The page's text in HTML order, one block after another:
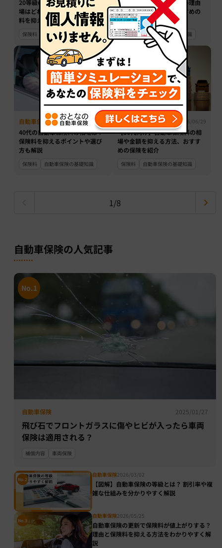
20等級の自動車保険の保険料相
場はどれくらい？割引率や保険
料を抑える方法も紹介
保険料 等級
ネット型自動車保険が安い理由
とは？保険料の例やおすすめの
保険も紹介
保険料 自動車保険の基礎知識
自動車保険 2026/06/29
40代の自動車保険料の相場は？
保険料を抑えるポイントや選び
方も解説
保険料 自動車保険の基礎知識
自動車保険 2026/06/29
【50代向け】自動車保険料の相
場や金額を抑える方法、おすす
めの保険を紹介
保険料 自動車保険の基礎知識
1/8
自動車保険の人気記事
No.1
自動車保険 2025/01/27
飛び石でフロントガラスに傷やヒビが入ったら車両
保険は適用される？
補償内容 車両保険
No.2
自動車保険2026/03/02
【図解】自動車保険の等級とは？ 割引率や複
雑な仕組みを分かりやすく解説
No.3
自動車保険2026/05/25
自動車保険の更新で保険料が値上がりする？
理由と保険料を抑える方法をわかりやすく解
説